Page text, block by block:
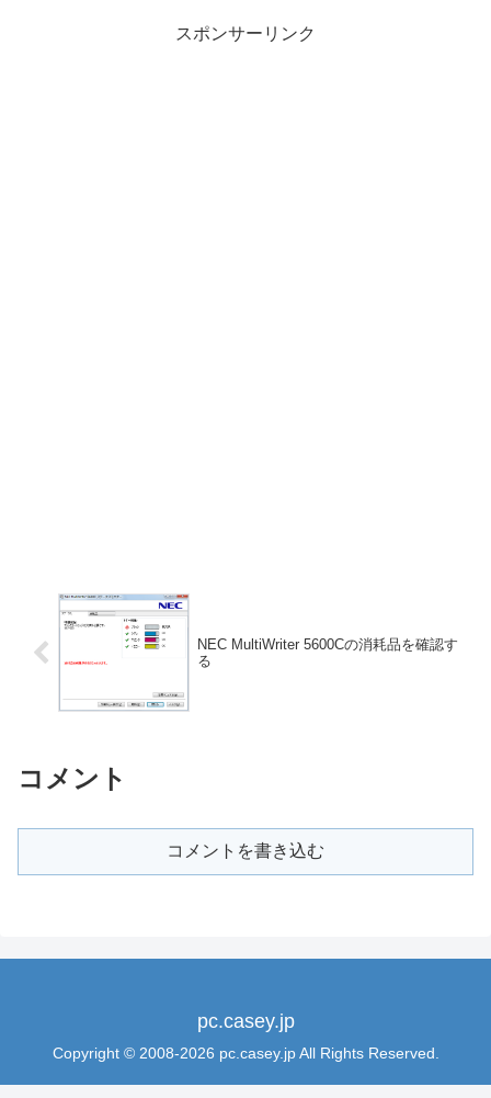
スポンサーリンク
NEC MultiWriter 5600Cの消耗品を確認す
る
コメント
コメントを書き込む
pc.casey.jp
Copyright © 2008-2026 pc.casey.jp All Rights Reserved.